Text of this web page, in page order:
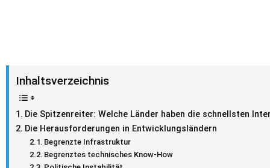
Inhaltsverzeichnis
Die Spitzenreiter: Welche Länder haben die schnellsten
Die Herausforderungen in Entwicklungsländern
Begrenzte Infrastruktur
Begrenztes technisches Know-How